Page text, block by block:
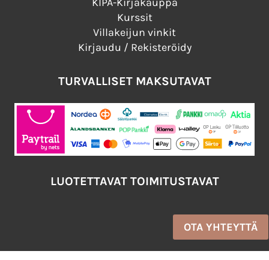
Kurssit
Villakeijun vinkit
Kirjaudu / Rekisteröidy
TURVALLISET MAKSUTAVAT
LUOTETTAVAT TOIMITUSTAVAT
OTA YHTEYTTÄ